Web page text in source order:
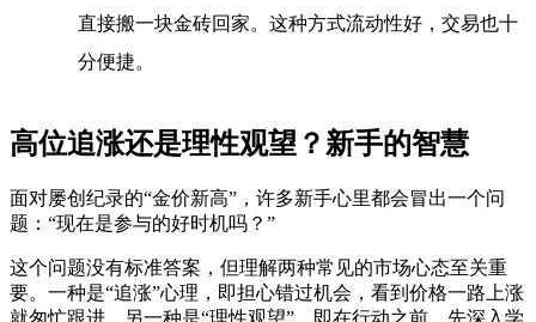
直接搬一块金砖回家。这种方式流动性好，交易也十
分便捷。
高位追涨还是理性观望？新手的智慧
面对屡创纪录的“金价新高”，许多新手心里都会冒出一个问
题：“现在是参与的好时机吗？”
这个问题没有标准答案，但理解两种常见的市场心态至关重
要。一种是“追涨”心理，即担心错过机会，看到价格一路上涨